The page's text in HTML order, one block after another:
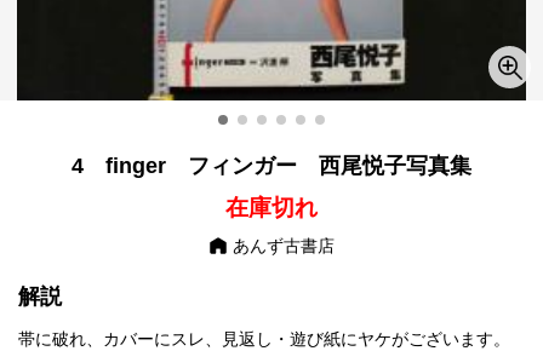
4 finger フィンガー 西尾悦子写真集
在庫切れ
あんず古書店
解説
帯に破れ、カバーにスレ、見返し・遊び紙にヤケがございます。